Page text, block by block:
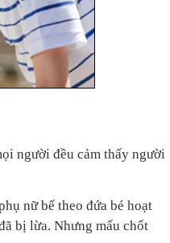
người đều cảm thấy người
nữ bế theo đứa bé hoạt
bị lừa. Nhưng mấu chốt